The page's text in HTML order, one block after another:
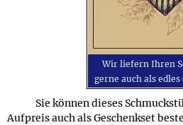
Wir liefern Ihren
gerne auch als edles
Sie können dieses
Aufpreis auch als Geschenkset